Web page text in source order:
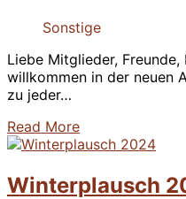
Sonstige
Liebe Mitglieder,
willkommen in der neuen
zu jeder…
Read More
Winterplausch